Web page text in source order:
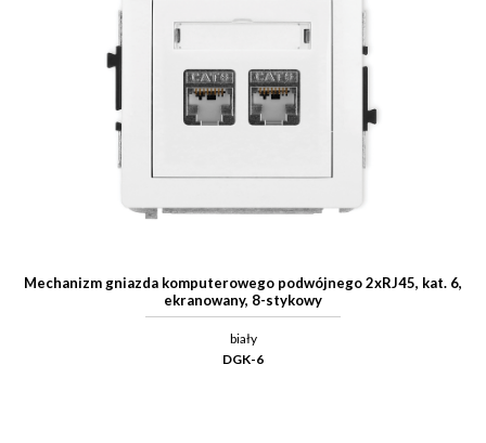
Mechanizm gniazda komputerowego podwójnego 2xRJ45, kat. 6,
ekranowany, 8-stykowy
biały
DGK-6